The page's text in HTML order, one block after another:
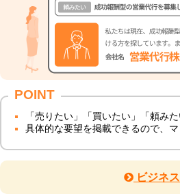
POINT
「売りたい」「買いたい」「頼み
具体的な要望を掲載できるので、
ビジネ